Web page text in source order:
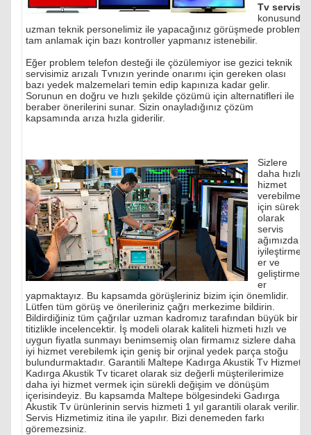
Tv servisi
konusunda
uzman teknik personelimiz ile yapacağınız görüşmede problemi
tam anlamak için bazı kontroller yapmanız istenebilir.
Eğer problem telefon desteği ile çözülemiyor ise gezici teknik
servisimiz arızalı Tvnızın yerinde onarımı için gereken olası
bazı yedek malzemelari temin edip kapınıza kadar gelir.
Sorunun en doğru ve hızlı şekilde çözümü için alternatifleri ile
beraber önerilerini sunar. Sizin onayladığınız çözüm
kapsamında arıza hızla giderilir.
Sizlere
daha hızlı
hizmet
verebilmek
için sürekli
olarak
servis
ağımızda
iyileştirmel
er ve
geliştirmel
er
yapmaktayız. Bu kapsamda görüşleriniz bizim için önemlidir.
Lütfen tüm görüş ve önerileriniz çağrı merkezime bildirin.
Bildirdiğiniz tüm çağrılar uzman kadromız tarafından büyük bir
titizlikle incelencektir. İş modeli olarak kaliteli hizmeti hızlı ve
uygun fiyatla sunmayı benimsemiş olan firmamız sizlere daha
iyi hizmet verebilemk için geniş bir orjinal yedek parça stoğu
bulundurmaktadır. Garantili Maltepe Kadırga Akustik Tv Hizmeti
Kadırga Akustik Tv ticaret olarak siz değerli müşterilerimize
daha iyi hizmet vermek için sürekli değişim ve dönüşüm
içerisindeyiz. Bu kapsamda Maltepe bölgesindeki Gadırga
Akustik Tv ürünlerinin servis hizmeti 1 yıl garantili olarak verilir.
Servis Hizmetimiz itina ile yapılır. Bizi denemeden farkı
göremezsiniz.